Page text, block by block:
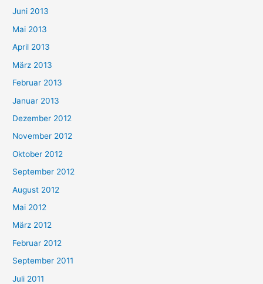
Juni 2013
Mai 2013
April 2013
März 2013
Februar 2013
Januar 2013
Dezember 2012
November 2012
Oktober 2012
September 2012
August 2012
Mai 2012
März 2012
Februar 2012
September 2011
Juli 2011